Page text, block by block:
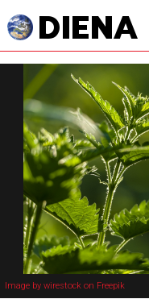
Image by wirestock on Freepik